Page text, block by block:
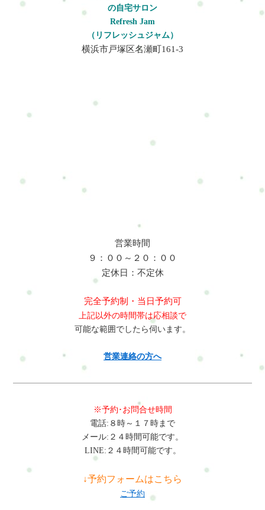
る・腰を支えるクッションを使う整体で出来ること整体では運
転姿勢によって崩れた体のバランスを整えていきます。施術で
は・僧帽筋の緊張緩和・肩甲挙筋の調整・骨盤バランス調整・
肩甲骨の可動改善などを行います。筋肉の緊張を緩め姿勢バラ
続けやすい体づくりにつながります。よくある質問Q: トラック
ドライバーは肩こりになりやすいですか？A：はい。長時間の運
肩こりになりやすい仕事です。Q: 運転中にできる体のケアはあ
起こりやすいですか？A：はい。長時間の座り姿勢や車両の振動
転姿勢や振動によって体に負担がかかりやすい仕事です。起こ
りやすい不調・首こり・肩こり・腰痛・背中の張り改善するた
めには・姿勢の見直し・ストレッチ・筋肉バランスの調整が重
要になります。横浜市戸塚区で体の不調にお悩みの方は、整
体・自宅サロンRefresh Jamへお気軽にご相談ください。肩こり
や腰痛など日常生活で起こりやすい不調のケアを通して、今の
生活や仕事を続けられるカラダとココロづくりをサポートして
います。初めての方はまずこちらへRefresh Jamーロードマップ
◆ 安心できる施術を、1度体験してみるお申し込み方法はこち
トークでやり取り・お得情報・楽天ビューティー…予約可・
くださいね。#ui-datepicker-div{z-index:10000 !important;}.ui-
datepicker-calendar th,.ui-datepicker-calendar td{min-width:unset
!important;}select.ui-datepicker-year,select.ui-datepicker-
month{height:2em !important;gap:5px;}span.del +
span.del{display:none !important;}お問合せ・ご予約フォーム内容
の確認以下の内容で送信します。よろしいですか？氏名必須メ
ールアドレス必須お問い合わせ内容必須お問い合わせ内容によ
っては回答できない場合もございますのであらかじめご了承く
時間とエネルギーを消費します。6. 肩こりや腰痛: 家事や子育て
の際に、姿勢が悪くなることがあり、肩こりや腰痛などが発生
しやすいです。これらの症状は疲れを感じさせ、日常生活に支
障をきたすことがあります。7. モノトーンな作業: 家事や育児の
じることがあります。この孤立感はストレスと疲労を増大させ
る要因となります。9. 時間の制約: 家事や育児のために時間が限
とがあります。ストレスの蓄積につながります。10. 多重負担:
カラダとココロへの負担を増加させます。これらの要因が組み
ス管理技巧の習得などを通じて、主婦の健康とウェルビーイン
グを向上させることができます。そして、家族やパートナーと
は以下の通りです。主婦の仕事はカラダとココロにさまざまな
負担をかけることがあり、それが不調や痛みといった症状を引
き起こす可能性があります。以下は、主婦の仕事においてカラ
ダとココロが不調・痛くなる可能性のある場所と関連する症状
名です。1. 腰痛: 家事や子育ての際、重い物の持ち上げやしゃが
すいです。2. 肩こり: 子供の抱っこや授乳、調理、掃除など、肩
多く、首に緊張がたまり、首のこりが生じることがあります。4.
頭痛: 家事や子育てのストレス、不規則な食事、睡眠不足が原因
で頭痛が発生しやすくなります。5. 膝痛: しゃがむ、ひざを曲げ
るなどの動作が多い家事や子育ての中で、膝に負担がかかり、
膝痛が発生しやすいです。6. 手首の痛み: 調理や掃除、洗濯など
で手首に負担がかかり、手首の痛みが生じることがあります。7.
足首の痛み: 家事や育児中、急いで歩くことが多いため、足首に
負担がかかり、足首の痛みが起こりやすいです。8. 背中の痛み:
の自宅サロン
Refresh Jam
（リフレッシュジャム）
横浜市戸塚区名瀬町161-3
営業時間
９：００～２０：００
定休日：不定休
完全予約制・当日予約可
上記以外の時間帯は応相談で
可能な範囲でしたら伺います。
営業連絡の方へ
※予約･お問合せ時間
電話:８時～１７時まで
メール:２４時間可能です。
LINE:２４時間可能です。
↓予約フォームはこちら
ご予約